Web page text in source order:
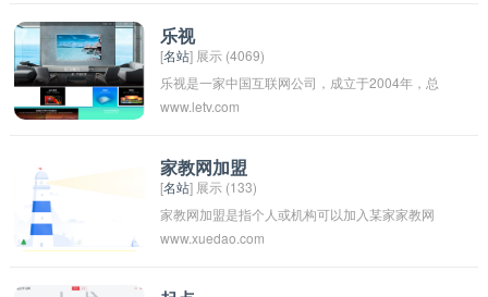
乐视
[名站] 展示 (4069)
乐视是一家中国互联网公司，成立于2004年，总
部位于北京。乐视旗下涵盖了电视、互联网、手
司。乐视曾被称为中国的Netflix，也是中国最大
的在线视频提供商之一。不过，乐视在近年来也
面临了财务困境和经营困难，公司的发展一度受
到了质疑和挑战。
www.letv.com
家教网加盟
[名站] 展示 (133)
家教网加盟是指个人或机构可以加入某家家教网
站，成为其合作的家教机构或教师，从而在平台
www.xuedao.com